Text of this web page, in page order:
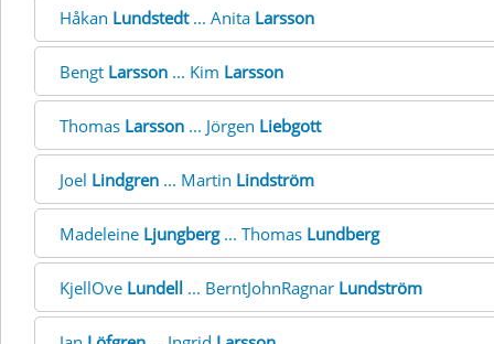
Håkan Lundstedt... Anita Larsson
Bengt Larsson ... Kim Larsson
Thomas Larsson ... Jörgen Liebgott
Joel Lindgren ... Martin Lindström
Madeleine Ljungberg... Thomas Lundberg
KjellOve Lundell ... BerntJohnRagnar Lundström